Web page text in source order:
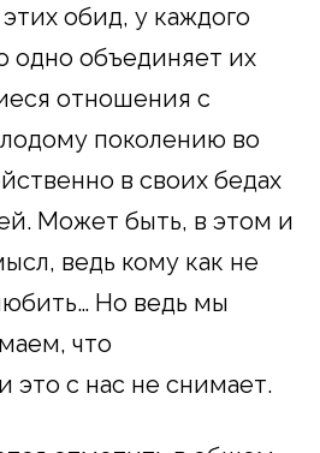
обид, у каждого
одно объединяет их
отношения с
поколению во
в своих бедах
Может быть, в этом и
ведь кому как не
Но ведь мы
что
это с нас не снимает.